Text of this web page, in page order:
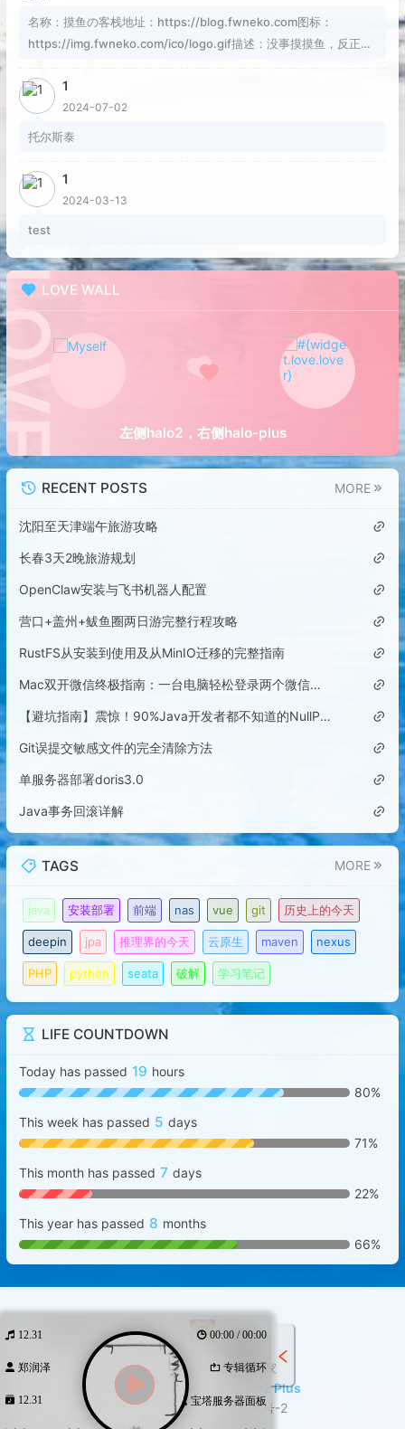
名称：摸鱼の客栈地址：https://blog.fwneko.com图标：
https://img.fwneko.com/ico/logo.gif描述：没事摸摸鱼，反正焦
1
2024-07-02
托尔斯泰
1
2024-03-13
test
LOVE WALL
左侧halo2，右侧halo-plus
RECENT POSTS MORE
沈阳至天津端午旅游攻略
长春3天2晚旅游规划
OpenClaw安装与飞书机器人配置
营口+盖州+鲅鱼圈两日游完整行程攻略
RustFS从安装到使用及从MinIO迁移的完整指南
Mac双开微信终极指南：一台电脑轻松登录两个微信账号
【避坑指南】震惊！90%Java开发者都不知道的NullPointerException隐藏陷阱
Git误提交敏感文件的完全清除方法
单服务器部署doris3.0
Java事务回滚详解
TAGS MORE
java 安装部署 前端 nas vue git 历史上的今天
deepin jpa 推理界的今天 云原生 maven nexus
PHP python seata 破解 学习笔记
LIFE COUNTDOWN
Today has passed 19 hours
80%
This week has passed 5 days
71%
This month has passed 7 days
22%
This year has passed 8 months
66%
© 2021-2026
龙儿之家
Powered by Halo
Dream2 Plus
辽ICP备2021006134号-2
12.31 00:00 / 00:00
郑润泽 专辑循环
12.31 宝塔服务器面板